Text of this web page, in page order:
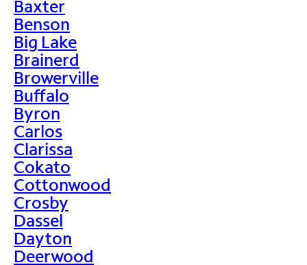
Baxter
Benson
Big Lake
Brainerd
Browerville
Buffalo
Byron
Carlos
Clarissa
Cokato
Cottonwood
Crosby
Dassel
Dayton
Deerwood